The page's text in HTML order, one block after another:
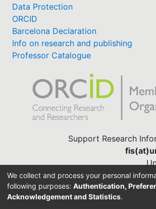
Data Protection
ORCID
Barcelona Declaration
Info on research and publishing
Professor Catalogue
Support Research
We collect and process your personal
following purposes: Authentication,
Acknowledgement and Statistics.